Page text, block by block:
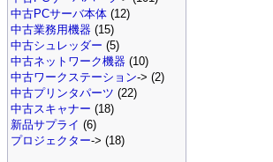
中古PCサーバ本体 (12)
中古業務用機器 (15)
中古シュレッダー (5)
中古ネットワーク機器 (10)
中古ワークステーション-> (2)
中古プリンタパーツ (22)
中古スキャナー (18)
新品サプライ (6)
プロジェクター-> (18)